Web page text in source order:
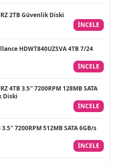
2TB Güvenlik Diski
INCELE
HDWT840UZSVA 4TB 7/24
INCELE
4TB 3.5″ 7200RPM 128MB SATA
Diski
INCELE
7200RPM 512MB SATA 6GB/s
INCELE